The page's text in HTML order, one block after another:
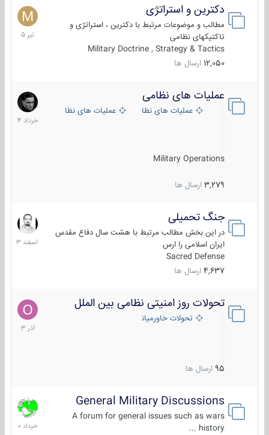
دکترین و استراتژی
مطالب و موضوعات مرتبط با دکترین ، استراتژی و
تاکتیکهای نظامی
Military Doctrine , Strategy & Tactics
12,050 ارسال ها
27
تیر
1405
عملیات های نظامی
عملیات های نظامی ایرانعملیات های نظامی خارجی
Military Operations
3,279 ارسال ها
5
خرداد
1404
جنگ تحمیلی
در این بخش مطالب مرتبط با هشت سال دفاع مقدس
ایران اسلامی را ارس
Sacred Defense
4,637 ارسال ها
20
اسفند
1403
تحولات روز امنیتی نظامی بین الملل
تحولات خاورمیانه
95 ارسال ها
21
آذر
1403
General Military Discussions
A forum for general issues such as wars
history ...
10
خرداد
1400